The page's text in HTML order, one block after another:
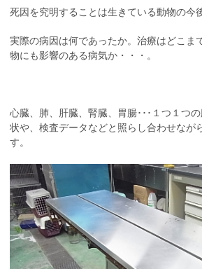
死因を究明することは生きている動物の今
実際の病因は何であったか。治療はどこま
物にも影響のある病気か・・・。
心臓、肺、肝臓、腎臓、胃腸･･･１つ１つ
状や、検査データなどと照らし合わせなが
す。